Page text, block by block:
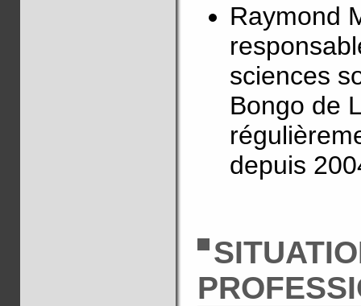
Raymond
sciences
Bongo de
depuis